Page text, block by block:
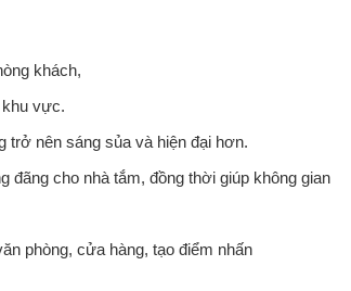
khách,
khu vực.
trở nên sáng sủa và hiện đại hơn.
đãng cho nhà tắm, đồng thời giúp không gian
phòng, cửa hàng, tạo điểm nhấn